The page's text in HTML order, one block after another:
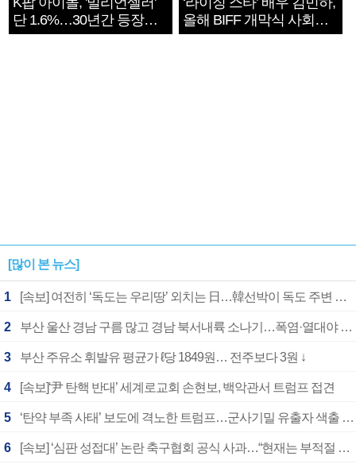
단 1.6%…30년간 등장
1182개팀 전수조사
올해 BIFF 개막식 사회자
확정
[많이 본 뉴스]
1 [속보] 여전히 ‘독도는 우리땅’ 외치는 日…韓선박이 독도 주변 해양조사 활동하자 반발
2 부산 울산 경남 구름 많고 경남 북서내륙 소나기…폭염·열대야 계속
3 부산 주유소 휘발유 평균가 ℓ당 1849원… 전주보다 3원 ↓
4 [속보]‘尹 탄핵 반대’ 세계로교회 손현보, 백악관서 트럼프 접견
5 ‘탄약 부족 사태’ 보도에 격노한 트럼프…군사기밀 유출자 색출 지시
6 [속보] ‘심판 성접대’ 논란 축구협회 공식 사과…“현재는 부적절 행위 없어”